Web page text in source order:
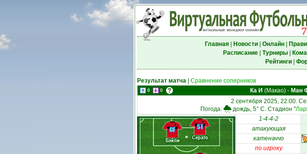
Главная| Новости| Онлайн|
Расписание| Турниры|
Рейтинги|
Результат матча Сравнение соперников
0 0 Ка И (Макао) - Ман
2 сентября 2025, 22:00.
Погода:
дождь, 5° C. Стадион "
Серато
Бэйли
ST
CF
1-4-4-2
атакующая
катеначчо
по игроку